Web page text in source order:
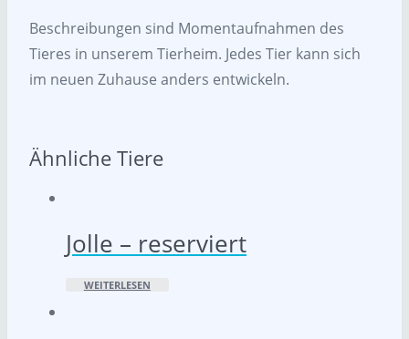
Beschreibungen sind Momentaufnahmen des
Tieres in unserem Tierheim. Jedes Tier kann sich
im neuen Zuhause anders entwickeln.
Ähnliche Tiere
Jolle – reserviert
WEITERLESEN